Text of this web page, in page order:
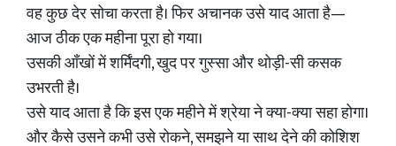
वह कुछ देर सोचा करता है। फिर अचानक उसे याद आता है—
आज ठीक एक महीना पूरा हो गया।
उसकी आँखों में शर्मिंदगी, खुद पर गुस्सा और थोड़ी-सी कसक
उभरती है।
उसे याद आता है कि इस एक महीने में श्रेया ने क्या-क्या सहा होगा।
और कैसे उसने कभी उसे रोकने, समझने या साथ देने की कोशिश